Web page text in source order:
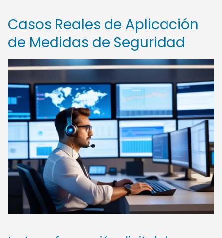
Casos Reales de Aplicación
de Medidas de Seguridad